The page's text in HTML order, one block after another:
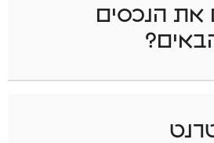
את הנכסים